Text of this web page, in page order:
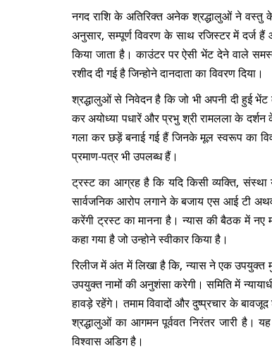
नगद राशि के अतिरिक्त अनेक श्रद्धालुओं ने वस्तु
अनुसार, सम्पूर्ण विवरण के साथ रजिस्टर में दर्ज हैं
किया जाता है। काउंटर पर ऐसी भेंट देने वाले
रशीद दी गई है जिन्होने दानदाता का विवरण दिया।
श्रद्धालुओं से निवेदन है कि जो भी अपनी दी हुई
कर अयोध्या पधारें और प्रभु श्री रामलला के
गला कर छड़ें बनाई गई हैं जिनके मूल स्वरूप का
प्रमाण-पत्र भी उपलब्ध हैं।
ट्रस्ट का आग्रह है कि यदि किसी व्यक्ति, संस्था
सार्वजनिक आरोप लगाने के बजाय एस आई टी
करेंगी ट्रस्ट का मानना है। न्यास की बैठक में नए
कहा गया है जो उन्होने स्वीकार किया है।
रिलीजमें अंत में लिखा है कि, न्यास ने एक उपयुक्त
उपयुक्त नामों की अनुशंसा करेगी। समिति में
हावड़े रहेंगे। तमाम विवादों और दुष्प्रचार के
श्रद्धालुओं का आगमन पूर्ववत निरंतर जारी है।
विश्वास अडिग है।